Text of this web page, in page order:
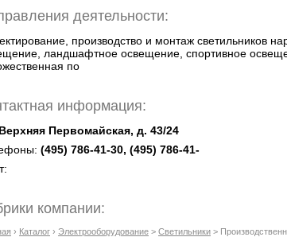
деятельности:
производство и монтаж светильников
ландшафтное освещение, спортивное
по
информация:
Первомайская, д. 43/24
(495) 786-41-30, (495) 786-41-
компании:
› Каталог › Электрооборудование > Светильники >